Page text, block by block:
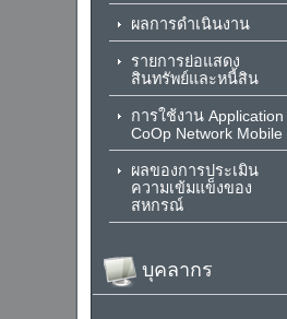
ผลการดำเนินงาน
รายการย่อแสดง
สินทรัพย์และหนี้สิน
การใช้งาน Application
CoOp Network Mobile
ผลของการประเมิน
ความเข้มแข็งของ
สหกรณ์
บุคลากร